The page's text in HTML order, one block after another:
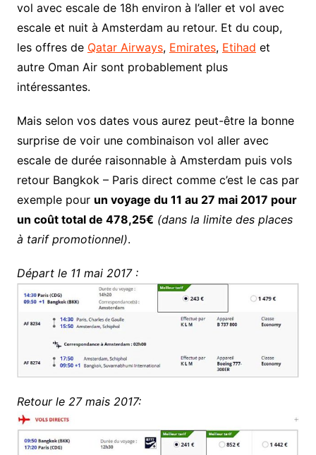
vol avec escale de 18h environ à l’aller et vol avec
escale et nuit à Amsterdam au retour. Et du coup,
les offres de Qatar Airways, Emirates, Etihad et
autre Oman Air sont probablement plus
intéressantes.
Mais selon vos dates vous aurez peut-être la bonne
surprise de voir une combinaison vol aller avec
escale de durée raisonnable à Amsterdam puis vols
retour Bangkok – Paris direct comme c’est le cas par
exemple pour un voyage du 11 au 27 mai 2017 pour
un coût total de 478,25€ (dans la limite des places
à tarif promotionnel).
Départ le 11 mai 2017 :
Retour le 27 mais 2017: